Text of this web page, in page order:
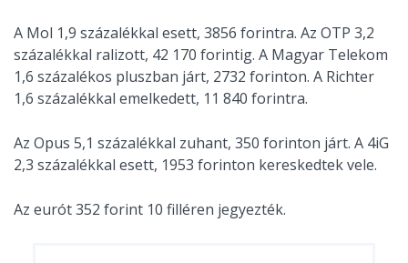
A Mol 1,9 százalékkal esett, 3856 forintra. Az OTP 3,2
százalékkal ralizott, 42 170 forintig. A Magyar Telekom
1,6 százalékos pluszban járt, 2732 forinton. A Richter
1,6 százalékkal emelkedett, 11 840 forintra.
Az Opus 5,1 százalékkal zuhant, 350 forinton járt. A 4iG
2,3 százalékkal esett, 1953 forinton kereskedtek vele.
Az eurót 352 forint 10 filléren jegyezték.